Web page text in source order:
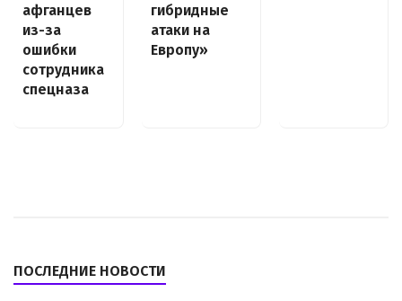
афганцев
из-за
ошибки
сотрудника
спецназа
гибридные
атаки на
Европу»
ПОСЛЕДНИЕ НОВОСТИ